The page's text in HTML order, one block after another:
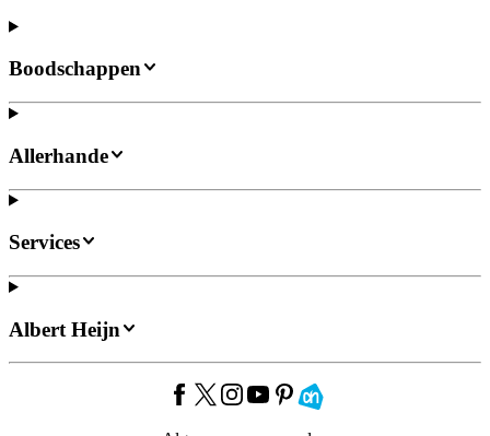
Boodschappen
Allerhande
Services
Albert Heijn